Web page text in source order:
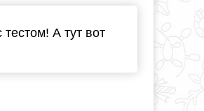
А тут вот